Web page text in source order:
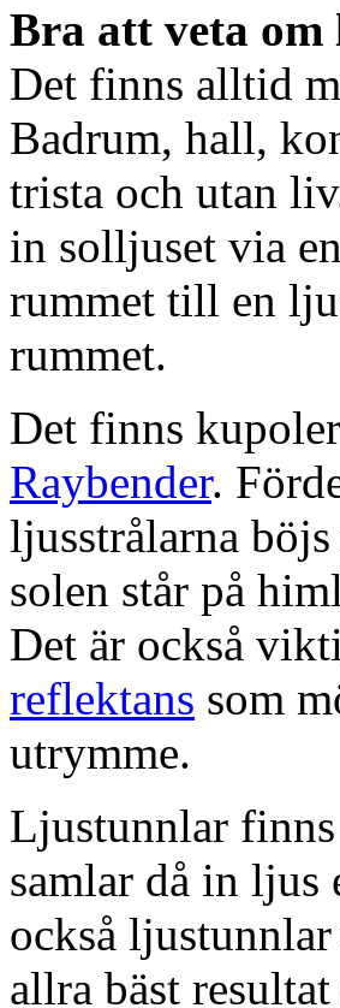
Bra att veta
Det finns alltid
Badrum, hall,
trista och utan
in solljuset via
rummet till en
rummet.
Det finns
Raybender.
ljusstrålarna
solen står på
Det är också
reflektans som
utrymme.
Ljustunnlar
samlar då in ljus
också
allra bäst